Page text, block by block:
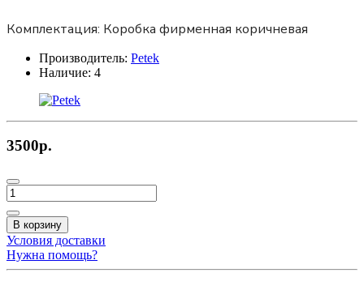
Комплектация: Коробка фирменная коричневая
Производитель: Petek
Наличие: 4
3500р.
В корзину
Условия доставки
Нужна помощь?